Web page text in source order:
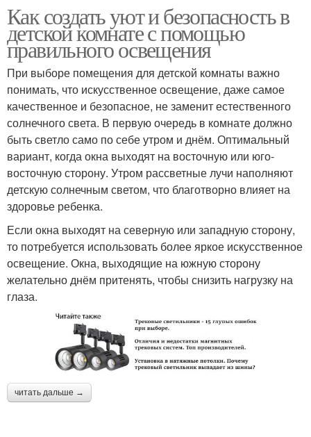
Как создать уют и безопасность в
детской комнате с помощью
правильного освещения
При выборе помещения для детской комнаты важно
понимать, что искусственное освещение, даже самое
качественное и безопасное, не заменит естественного
солнечного света. В первую очередь в комнате должно
быть светло само по себе утром и днём. Оптимальный
вариант, когда окна выходят на восточную или юго-
восточную сторону. Утром рассветные лучи наполняют
детскую солнечным светом, что благотворно влияет на
здоровье ребенка.
Если окна выходят на северную или западную сторону,
то потребуется использовать более яркое искусственное
освещение. Окна, выходящие на южную сторону
желательно днём притенять, чтобы снизить нагрузку на
глаза.
читать дальше →